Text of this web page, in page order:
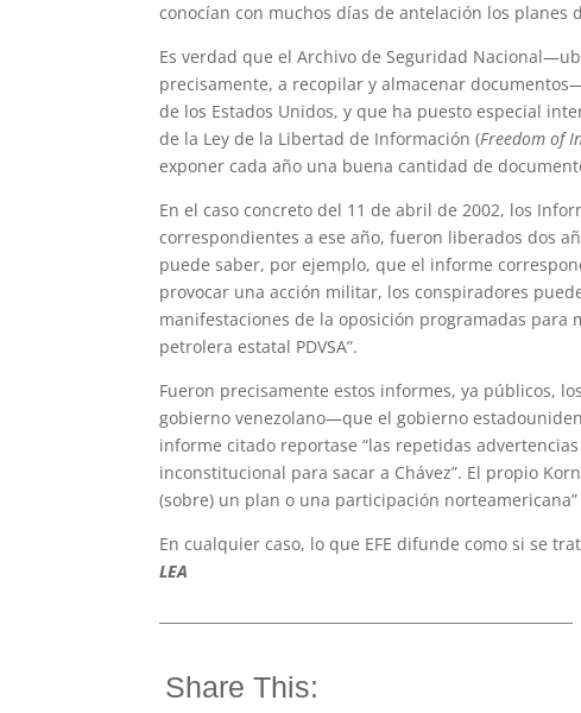
conocían con muchos días de antelación los planes
Es verdad que el Archivo de Seguridad
precisamente, a recopilar y almacenar
de los Estados Unidos, y que ha puesto especial
de la Ley de la Libertad de Información (Freedom of
exponer cada año una buena cantidad de
En el caso concreto del 11 de abril de 2002, los
correspondientes a ese año, fueron liberados dos
puede saber, por ejemplo, que el informe
provocar una acción militar, los conspiradores
manifestaciones de la oposición programadas para
petrolera estatal PDVSA”.
Fueron precisamente estos informes, ya públicos,
gobierno venezolano—que el gobierno
informe citado reportase “las repetidas
inconstitucional para sacar a Chávez”. El propio
(sobre) un plan o una participación
En cualquier caso, lo que EFE difunde como si se
LEA
Share This: